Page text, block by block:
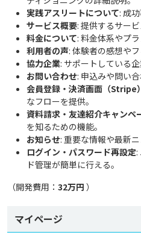
実践アスリートについて: 成
サービス概要: 提供するサー
料金について: 料金体系やプラ
利用者の声: 体験者の感想や
協力企業: サポートしている企
お問い合わせ: 申込みや問い
会員登録・決済画面（Stripe）
なフローを提供。
資料請求・友達紹介キャンペ
を知るための機能。
お知らせ: 重要な情報や最新
ログイン・パスワード再設定:
ド管理が簡単に行える。
（開発費用： 32万円 ）
マイページ